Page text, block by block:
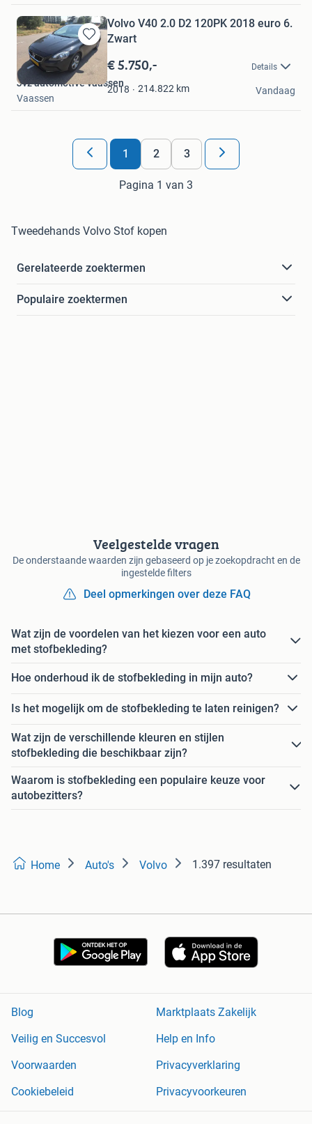
Bewaren
in
Mijn
Favorieten
Volvo V40 2.0 D2 120PK 2018 euro 6.
Zwart
€ 5.750,- Details
2018 214.822 km
Jvz automotive vaassen
Vaassen
Vandaag
1 2 3
Pagina 1 van 3
Tweedehands Volvo Stof kopen
Gerelateerde zoektermen
Populaire zoektermen
Veelgestelde vragen
De onderstaande waarden zijn gebaseerd op je zoekopdracht en de
ingestelde filters
Deel opmerkingen over deze FAQ
Wat zijn de voordelen van het kiezen voor een auto
met stofbekleding?
Hoe onderhoud ik de stofbekleding in mijn auto?
Is het mogelijk om de stofbekleding te laten reinigen?
Wat zijn de verschillende kleuren en stijlen
stofbekleding die beschikbaar zijn?
Waarom is stofbekleding een populaire keuze voor
autobezitters?
Home Auto's Volvo 1.397 resultaten
Blog
Marktplaats Zakelijk
Veilig en Succesvol
Help en Info
Voorwaarden
Privacyverklaring
Cookiebeleid
Privacyvoorkeuren